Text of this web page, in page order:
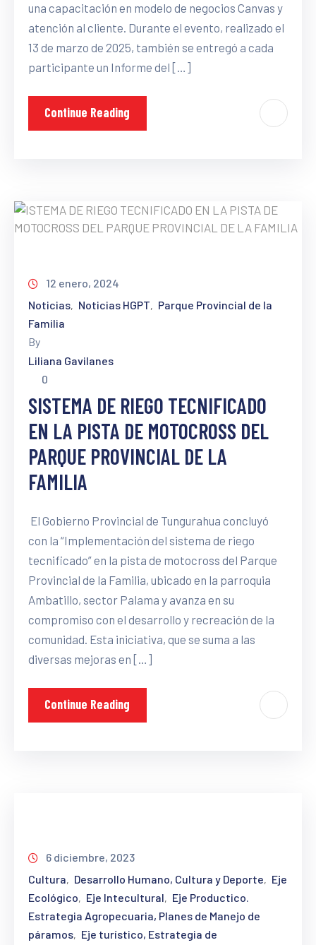
una capacitación en modelo de negocios Canvas y
atención al cliente. Durante el evento, realizado el
13 de marzo de 2025, también se entregó a cada
participante un Informe del […]
Continue Reading
12 enero, 2024
Noticias‚ Noticias HGPT‚ Parque Provincial de la
Familia
By
Liliana Gavilanes
0
SISTEMA DE RIEGO TECNIFICADO
EN LA PISTA DE MOTOCROSS DEL
PARQUE PROVINCIAL DE LA
FAMILIA
El Gobierno Provincial de Tungurahua concluyó
con la “Implementación del sistema de riego
tecnificado” en la pista de motocross del Parque
Provincial de la Familia, ubicado en la parroquia
Ambatillo, sector Palama y avanza en su
compromiso con el desarrollo y recreación de la
comunidad. Esta iniciativa, que se suma a las
diversas mejoras en […]
Continue Reading
6 diciembre, 2023
Cultura‚ Desarrollo Humano, Cultura y Deporte‚ Eje
Ecológico‚ Eje Intecultural‚ Eje Productico.
Estrategia Agropecuaria, Planes de Manejo de
páramos‚ Eje turístico, Estrategia de